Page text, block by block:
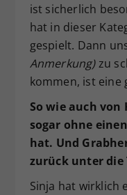
ist sicherlich
hat in dieser
gespielt. Dann
Anmerkung)zu
kommen, ist eine
So wie auch von
sogar ohne
hat. Und
zurück unter die
Sinja hat wirklich